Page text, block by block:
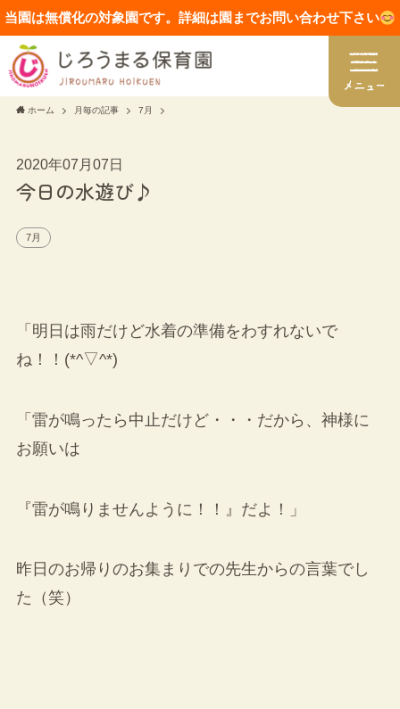
当園は無償化の対象園です。詳細は園までお問い合わせ下さい
ホーム 月毎の記事 7月
2020年07月07日
今日の水遊び♪
7月
「明日は雨だけど水着の準備をわすれないで
ね！！(*^▽^*)
「雷が鳴ったら中止だけど・・・だから、神様に
お願いは
『雷が鳴りませんように！！』だよ！」
昨日のお帰りのお集まりでの先生からの言葉でし
た（笑）